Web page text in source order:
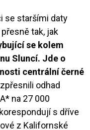
se staršími daty
tak, jak
se kolem
Sluncí. Jde o
centrální černé
odhad
na 27 000
s dříve
z Kalifornské